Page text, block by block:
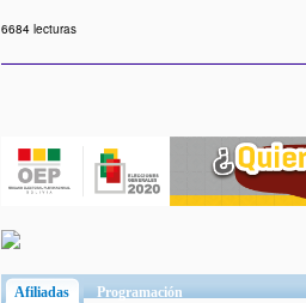
6684 lecturas
Afiliadas (solapa activa)
Programación